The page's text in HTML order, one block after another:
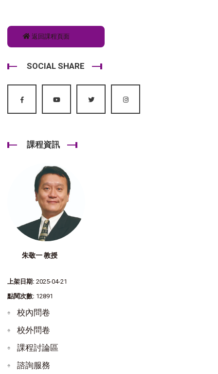
返回課程頁面
SOCIAL SHARE
課程資訊
朱敬一 教授
上架日期: 2025-04-21
點閱次數: 12891
校內問卷
校外問卷
課程討論區
諮詢服務